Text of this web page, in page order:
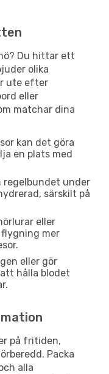
Du hittar ett
olika
ute efter
eller
matchar dina
kan det göra
en plats med
regelbundet under
särskilt på
eller
mer
eller gör
hålla blodet
på fritiden,
Packa
alla